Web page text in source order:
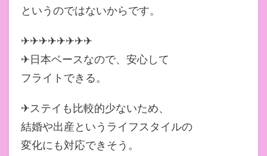
というのではないからです。
✈✈✈✈✈✈✈✈
✈日本ベースなので、安心して
フライトできる。
✈ステイも比較的少ないため、
結婚や出産というライフスタイルの
変化にも対応できそう。